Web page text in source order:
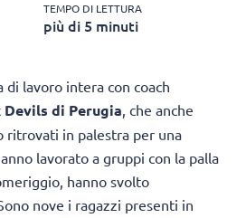
TEMPO DI LETTURA
più di 5 minuti
di lavoro intera con coach
Devils di Perugia, che anche
ritrovati in palestra per una
lavorato a gruppi con la palla
hanno svolto
nove i ragazzi presenti in